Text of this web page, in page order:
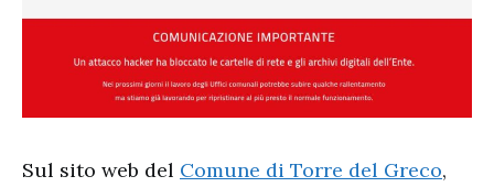
Sul sito web del Comune di Torre del Greco,